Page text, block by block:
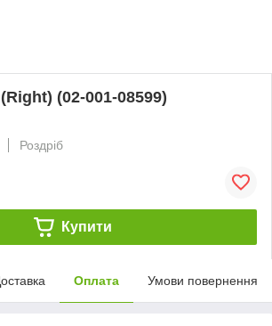
(02-001-08599)
Роздріб
Купити
Оплата Умови повернення